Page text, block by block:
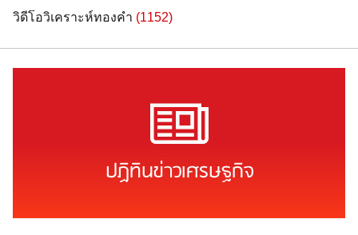
วิดีโอวิเคราะห์ทองคำ (1152)
ปฏิทินข่าวเศรษฐกิจ